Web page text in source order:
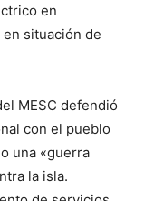
en
situación de
MESC defendió
con el pueblo
una «guerra
la isla.